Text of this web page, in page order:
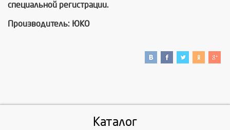
специальной регистрации.
Производитель: ЮКО
Каталог